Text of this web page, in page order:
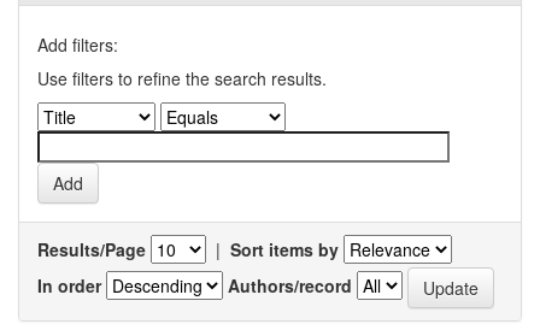
Add filters:
Use filters to refine the search results.
Results/Page | Sort items by
In order
Authors/record